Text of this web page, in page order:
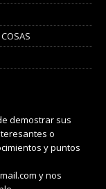
demostrar sus
o
y puntos
y nos